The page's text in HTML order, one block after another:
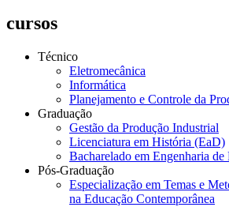
cursos
Técnico
Eletromecânica
Informática
Planejamento e Controle da
Graduação
Gestão da Produção Industrial
Licenciatura em História (EaD)
Bacharelado em Engenharia
Pós-Graduação
Especialização em Temas e
na Educação Contemporânea